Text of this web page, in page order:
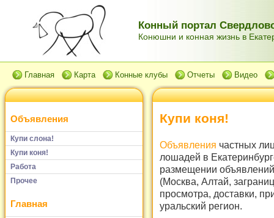
Конный портал
Конюшни и конная жизнь в
Главная Карта Конные клубы Отчеты Видео
Объявления
Купи слона!
Купи коня!
Работа
Прочее
Главная
Купи коня!
Объявления частных
лошадей в
размещении
(Москва, Алтай,
просмотра, доставки,
уральский регион.